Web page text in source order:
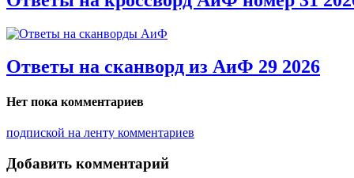
Ответы на сканворд из АиФ 29 2026
Нет пока комментариев
подпиской на ленту комментариев
Добавить комментарий